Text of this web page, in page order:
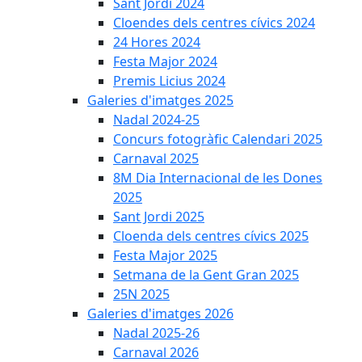
Cloendes dels centres cívics 2024
24 Hores 2024
Festa Major 2024
Premis Licius 2024
Galeries d'imatges 2025
Nadal 2024-25
Concurs fotogràfic Calendari 2025
Carnaval 2025
8M Dia Internacional de les Dones
2025
Sant Jordi 2025
Cloenda dels centres cívics 2025
Festa Major 2025
Setmana de la Gent Gran 2025
25N 2025
Galeries d'imatges 2026
Nadal 2025-26
Carnaval 2026